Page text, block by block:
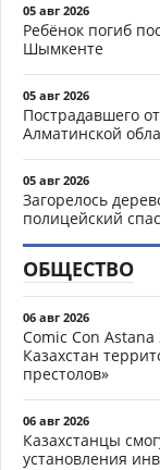
05 авг 2026
Ребёнок погиб
Шымкенте
05 авг 2026
Пострадавшего
Алматинской
05 авг 2026
Загорелось
полицейский
ОБЩЕСТВО
06 авг 2026
Comic Con
Казахстан
престолов»
06 авг 2026
Казахстанцы
установления